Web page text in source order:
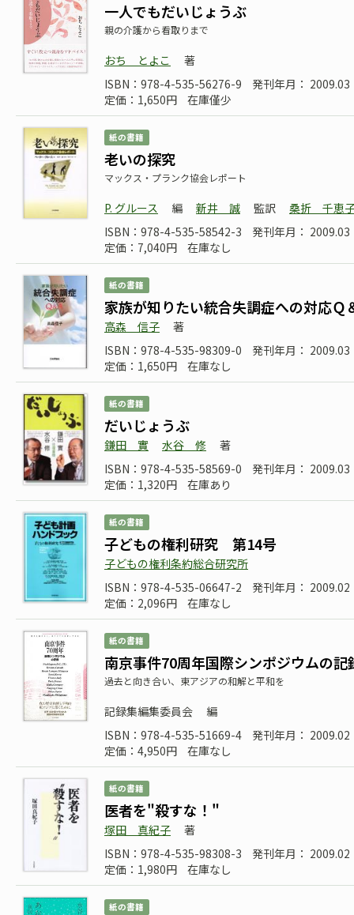
一人でもだいじょうぶ
親の介護から看取りまで
おち とよこ
著
ISBN：978-4-535-56276-9
発刊年月： 2009.03
定価：1,650円
在庫僅少
紙の書籍
老いの探究
マックス・プランク協会レポート
P. グルース 編 新井 誠 監訳
桑折 千恵
ISBN：978-4-535-58542-3
発刊年月： 2009.03
定価：7,040円
在庫なし
紙の書籍
家族が知りたい統合失調症への対応Ｑ
高森 信子
著
ISBN：978-4-535-98309-0
発刊年月： 2009.03
定価：1,650円
在庫なし
紙の書籍
だいじょうぶ
鎌田 實 水谷 修
著
ISBN：978-4-535-58569-0
発刊年月： 2009.03
定価：1,320円
在庫あり
紙の書籍
子どもの権利研究 第14号
子どもの権利条約総合研究所
ISBN：978-4-535-06647-2
発刊年月： 2009.02
定価：2,096円
在庫なし
紙の書籍
南京事件70周年国際シンポジウムの記
過去と向き合い、東アジアの和解と平和を
記録集編集委員会
編
ISBN：978-4-535-51669-4
発刊年月： 2009.02
定価：4,950円
在庫なし
紙の書籍
医者を"殺すな！"
塚田 真紀子
著
ISBN：978-4-535-98308-3
発刊年月： 2009.02
定価：1,980円
在庫なし
紙の書籍